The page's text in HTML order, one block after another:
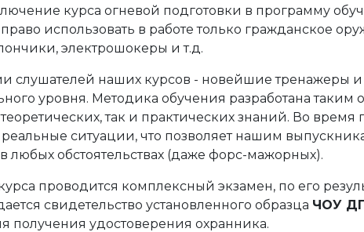
курса огневой подготовки в программу
использовать в работе только гражданское
электрошокеры и т.д.
слушателей наших курсов - новейшие тренажеры и
уровня. Методика обучения разработана таким
так и практических знаний. Во время
ситуации, что позволяет нашим
любых обстоятельствах (даже форс-мажорных).
проводится комплексный экзамен, по его
свидетельство установленного образца ЧОУ
получения удостоверения охранника.